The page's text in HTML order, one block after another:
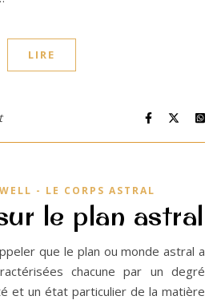
LIRE
- LE CORPS ASTRAL
le plan astral
que le plan ou monde astral a
chacune par un degré
et un état particulier de la matière